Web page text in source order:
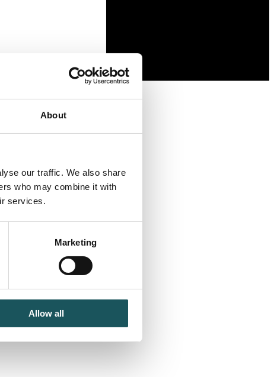
About
our traffic. We also share
who may combine it with
services.
Marketing
Allow all